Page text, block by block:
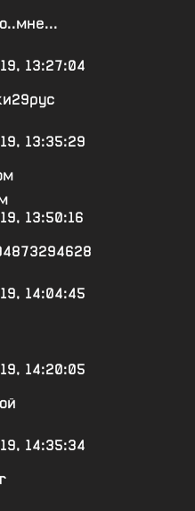
13:27:04
13:35:29
13:50:16
14:04:45
14:20:05
14:35:34